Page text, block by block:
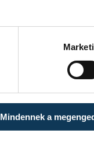
Mindennek a
elemzők
adatot.